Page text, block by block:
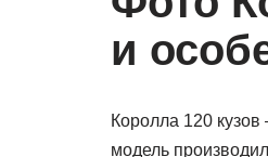
и
Королла 120
модель